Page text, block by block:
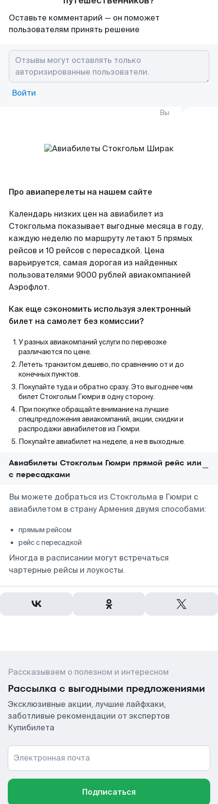
Оставьте комментарий — он поможет
пользователям принять решение
Войти
Вы
Про авиаперелеты на нашем сайте
Календарь низких цен на авиабилет из
Стокгольма показывает выгодные месяца в году,
каждую неделю по маршруту летают 5 прямых
рейсов и 10 рейсов с пересадкой. Цена
варьируется, самая дорогая из найденных
пользователями 9000 рублей авиакомпанией
Аэрофлот.
Как еще сэкономить используя электронный
билет на самолет без комиссии?
У разных авиакомпаний услуги по перевозке
различаются по цене.
Лететь транзитом дешево, по сравнению от и до
конечных пунктов.
Покупайте туда и обратно сразу. Это выгоднее чем
билет Стокгольм Гюмри в одну сторону.
При покупке обращайте внимание на лучшие
спецпредложения авиакомпаний, акции, скидки и
распродажи авиабилетов из Гюмри.
Покупайте авиабилет на неделе, а не в выходные.
Авиабилеты Стокгольм Гюмри прямой рейс или
с пересадками
Вы можете добраться из Стокгольма в Гюмри с
авиабилетом в страну Армения двумя способами:
прямым рейсом
рейс с пересадкой
Иногда в расписании могут встречаться
чартерные рейсы и лоукосты.
Рассказываем о полезном и интересном
Рассылка с выгодными предложениями
Эксклюзивные акции, лучшие лайфхаки,
заботливые рекомендации от экспертов
Купибилета
Электронная почта
Подписаться